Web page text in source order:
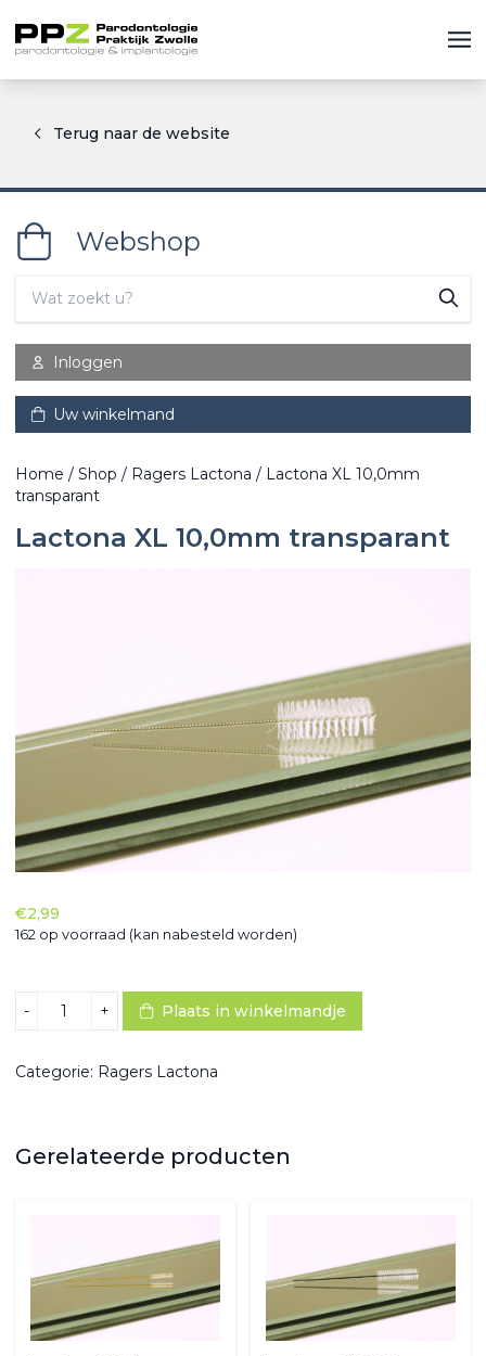
Terug naar de website
Webshop
Inloggen
Uw winkelmand
Home / Shop / Ragers Lactona / Lactona XL 10,0mm
transparant
Lactona XL 10,0mm transparant
€2,99
162 op voorraad (kan nabesteld worden)
-
Lactona
transparant
+ Plaats in winkelmandje
Categorie: Ragers Lactona
Gerelateerde producten